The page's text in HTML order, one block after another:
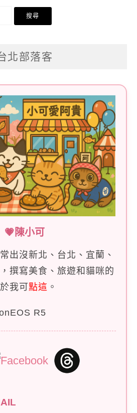
北部落客
💗陳小可
出沒新北、台北、宜蘭、
撰寫美食、旅遊和貓咪的
我可 點這 。
R5